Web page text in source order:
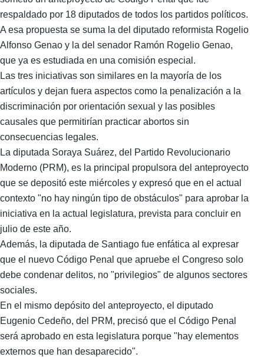
respaldado por 18 diputados de todos los partidos políticos.
A esa propuesta se suma la del diputado reformista Rogelio
Alfonso Genao y la del senador Ramón Rogelio Genao,
que ya es estudiada en una comisión especial.
Las tres iniciativas son similares en la mayoría de los
artículos y dejan fuera aspectos como la penalización a la
discriminación por orientación sexual y las posibles
causales que permitirían practicar abortos sin
consecuencias legales.
La diputada Soraya Suárez, del Partido Revolucionario
Moderno (PRM), es la principal propulsora del anteproyecto
que se depositó este miércoles y expresó que en el actual
contexto "no hay ningún tipo de obstáculos" para aprobar la
iniciativa en la actual legislatura, prevista para concluir en
julio de este año.
Además, la diputada de Santiago fue enfática al expresar
que el nuevo Código Penal que apruebe el Congreso solo
debe condenar delitos, no "privilegios" de algunos sectores
sociales.
En el mismo depósito del anteproyecto, el diputado
Eugenio Cedeño, del PRM, precisó que el Código Penal
será aprobado en esta legislatura porque "hay elementos
externos que han desaparecido".